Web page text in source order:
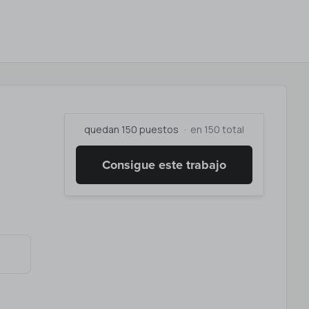
quedan 150 puestos en 150 total
Consigue este trabajo